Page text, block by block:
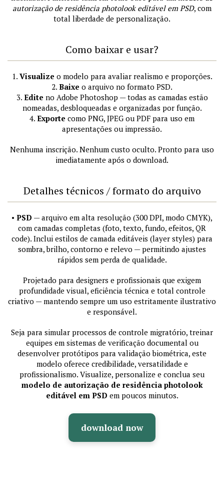
autorização de residência photolook editável em PSD, com
total liberdade de personalização.
Como baixar e usar?
1. Visualize o modelo para avaliar realismo e proporções.
2. Baixe o arquivo no formato PSD.
3. Edite no Adobe Photoshop — todas as camadas estão
nomeadas, desbloqueadas e organizadas por função.
4. Exporte como PNG, JPEG ou PDF para uso em
apresentações ou impressão.
Nenhuma inscrição. Nenhum custo oculto. Pronto para uso
imediatamente após o download.
Detalhes técnicos / formato do arquivo
• PSD — arquivo em alta resolução (300 DPI, modo CMYK),
com camadas completas (foto, texto, fundo, efeitos, QR
code). Inclui estilos de camada editáveis (layer styles) para
sombra, brilho, contorno e relevo — permitindo ajustes
rápidos sem perda de qualidade.
Projetado para designers e profissionais que exigem
profundidade visual, eficiência técnica e total controle
criativo — mantendo sempre um uso estritamente ilustrativo
e responsável.
Seja para simular processos de controle migratório, treinar
equipes em sistemas de verificação documental ou
desenvolver protótipos para validação biométrica, este
modelo oferece credibilidade, versatilidade e
profissionalismo. Visualize, personalize e conclua seu
modelo de autorização de residência photolook
editável em PSD em poucos minutos.
download now